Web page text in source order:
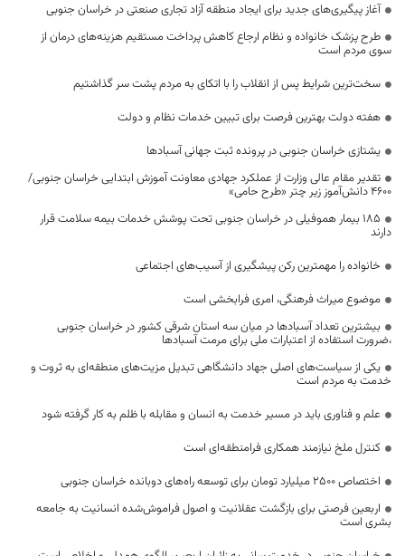
آغاز پیگیری‌های جدید برای ایجاد منطقه آزاد تجاری صنعتی در خراسان جنوبی
طرح پزشک خانواده و نظام ارجاع کاهش پرداخت مستقیم هزینه‌های درمان از
سوی مردم است
سخت‌ترین شرایط پس از انقلاب را با اتکای به مردم پشت سر گذاشتیم
هفته دولت بهترین فرصت برای تبیین خدمات نظام و دولت
یشتازی خراسان جنوبی در پرونده ثبت جهانی آسبادها
تقدیر مقام عالی وزارت از عملکرد جهادی معاونت آموزش ابتدایی خراسان جنوبی/
۴۶۰۰ دانش‌آموز زیر چتر «طرح حامی»
۱۸۵ بیمار هموفیلی در خراسان جنوبی تحت پوشش خدمات بیمه سلامت قرار
دارند
خانواده را مهمترین رکن پیشگیری از آسیب‌های اجتماعی
موضوع میراث فرهنگی، امری فرابخشی است
بیشترین تعداد آسبادها در میان سه استان شرقی کشور در خراسان جنوبی
،ضرورت استفاده از اعتبارات ملی برای مرمت آسبادها
یکی از سیاست‌های اصلی جهاد دانشگاهی تبدیل مزیت‌های منطقه‌ای به ثروت و
خدمت به مردم است
علم و فناوری باید در مسیر خدمت به انسان و مقابله با ظلم به کار گرفته شود
کنترل ملخ نیازمند همکاری فرامنطقه‌ای است
اختصاص 2500 میلیارد تومان برای توسعه راه‌های دوبانده خراسان جنوبی
اربعین فرصتی برای بازگشت عقلانیت و اصول فراموش‌شده انسانیت به جامعه
بشری است